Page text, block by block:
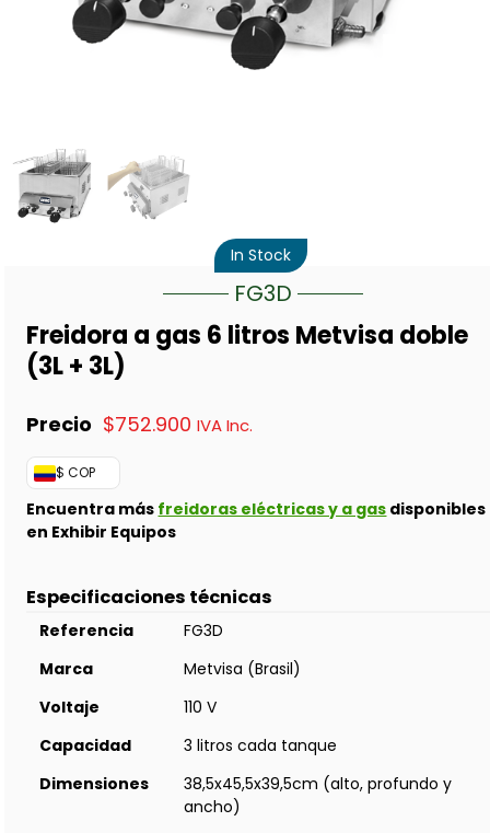
Freidora a gas 6 litros Metvisa doble
(3L + 3L)
$752.900 IVA Inc.
$ COP
Encuentra más freidoras eléctricas y a gas disponibles
en Exhibir Equipos
In Stock
FG3D
Especificaciones técnicas
Referencia
FG3D
Marca
Metvisa (Brasil)
Voltaje
110 V
Capacidad
3 litros cada tanque
Dimensiones
38,5x45,5x39,5cm (alto, profundo y
ancho)